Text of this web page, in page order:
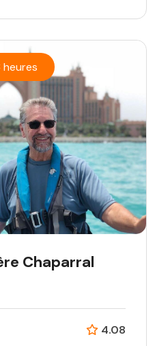
heures
Chaparral
4.08